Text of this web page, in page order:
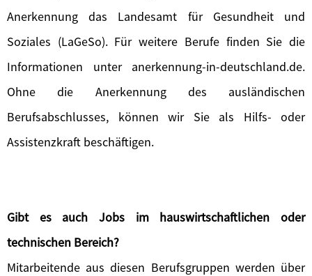
Anerkennung das Landesamt für Gesundheit und
Soziales (LaGeSo). Für weitere Berufe finden Sie die
Informationen unter anerkennung-in-deutschland.de.
Ohne die Anerkennung des ausländischen
Berufsabschlusses, können wir Sie als Hilfs- oder
Assistenzkraft beschäftigen.
Gibt es auch Jobs im hauswirtschaftlichen oder
technischen Bereich?
Mitarbeitende aus diesen Berufsgruppen werden über